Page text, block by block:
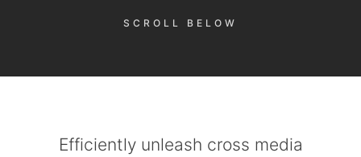
SCROLL BELOW
Efficiently unleash cross media